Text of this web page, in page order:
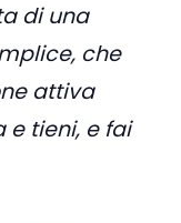
di una
che
attiva
e tieni, e fai